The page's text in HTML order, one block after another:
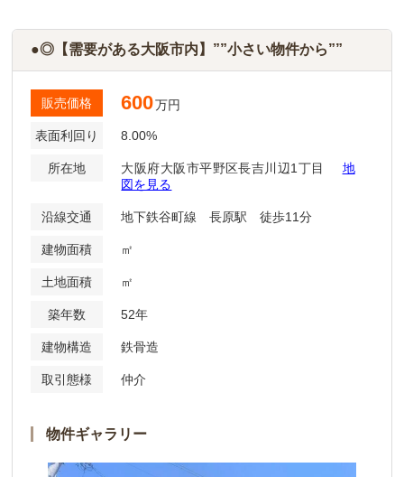
●◎【需要がある大阪市内】””小さい物件から””
販売価格 600万円
表面利回り 8.00%
所在地 大阪府大阪市平野区長吉川辺1丁目
地
図を見る
沿線交通 地下鉄谷町線 長原駅 徒歩11分
建物面積 ㎡
土地面積 ㎡
築年数 52年
建物構造 鉄骨造
取引態様 仲介
物件ギャラリー